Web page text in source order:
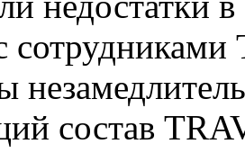
состав